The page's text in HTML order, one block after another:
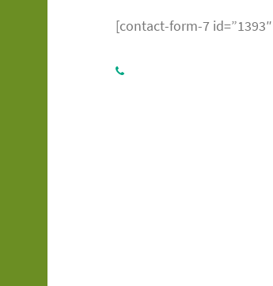
[contact-form-7